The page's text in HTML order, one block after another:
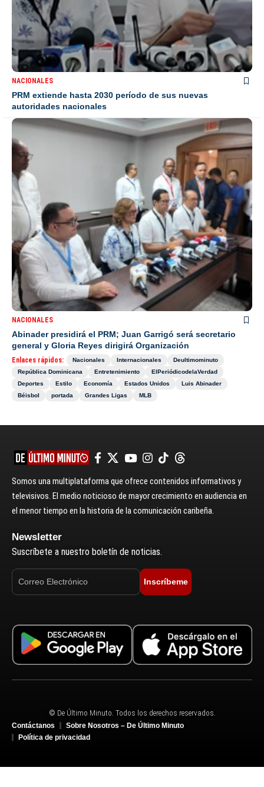
NACIONALES
PRM extiende hasta 2030 período de sus nuevas
autoridades nacionales
NACIONALES
Abinader presidirá el PRM; Juan Garrigó será secretario
general y Gloria Reyes dirigirá Organización
Enlaces rápidos: Nacionales Internacionales
Deultimominuto
República Dominicana
Entretenimiento
ElPeriódicodelaVerdad
Deportes
Estilo Economía Estados Unidos
Luis Abinader
Béisbol
portada Grandes Ligas MLB
Somos una multiplataforma que ofrece contenidos informativos y
televisivos. El medio noticioso de mayor crecimiento en audiencia en
el menor tiempo en la historia de la comunicación caribeña.
Newsletter
Suscríbete a nuestro boletín de noticias.
Inscríbeme
© De Último Minuto. Todos los derechos reservados.
Contáctanos
Sobre Nosotros – De Último Minuto
Política de privacidad